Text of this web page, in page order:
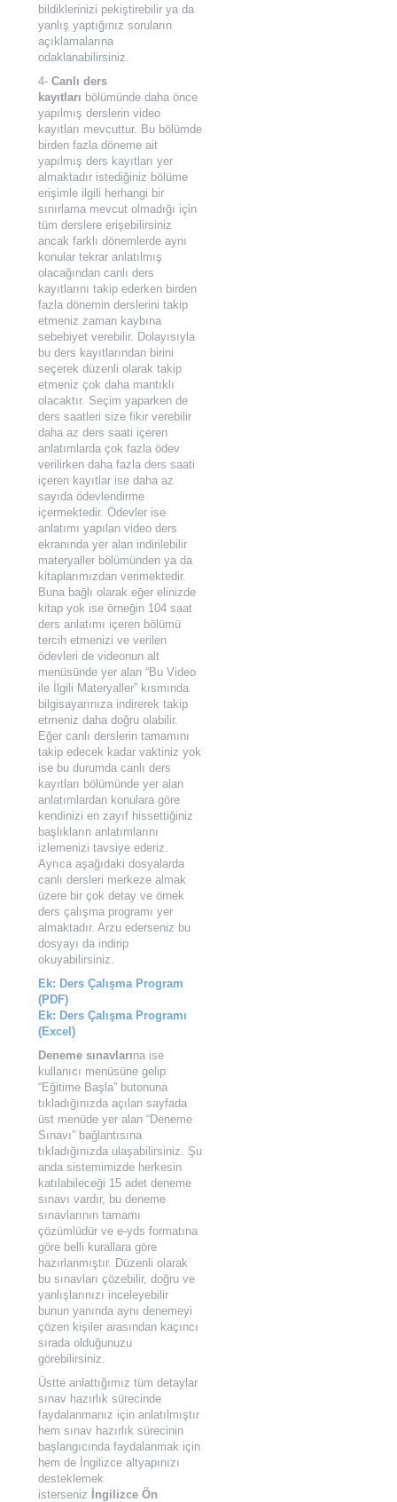
bildiklerinizi pekiştirebilir ya da
yanlış yaptığınız soruların
açıklamalarına
odaklanabilirsiniz.
4- Canlı ders
kayıtları bölümünde daha önce
yapılmış derslerin video
kayıtları mevcuttur. Bu bölümde
birden fazla döneme ait
yapılmış ders kayıtları yer
almaktadır istediğiniz bölüme
erişimle ilgili herhangi bir
sınırlama mevcut olmadığı için
tüm derslere erişebilirsiniz
ancak farklı dönemlerde aynı
konular tekrar anlatılmış
olacağından canlı ders
kayıtlarını takip ederken birden
fazla dönemin derslerini takip
etmeniz zaman kaybına
sebebiyet verebilir. Dolayısıyla
bu ders kayıtlarından birini
seçerek düzenli olarak takip
etmeniz çok daha mantıklı
olacaktır. Seçim yaparken de
ders saatleri size fikir verebilir
daha az ders saati içeren
anlatımlarda çok fazla ödev
verilirken daha fazla ders saati
içeren kayıtlar ise daha az
sayıda ödevlendirme
içermektedir. Ödevler ise
anlatımı yapılan video ders
ekranında yer alan indirilebilir
materyaller bölümünden ya da
kitaplarımızdan verimektedir.
Buna bağlı olarak eğer elinizde
kitap yok ise örneğin 104 saat
ders anlatımı içeren bölümü
tercih etmenizi ve verilen
ödevleri de videonun alt
menüsünde yer alan “Bu Video
ile İlgili Materyaller” kısmında
bilgisayarınıza indirerek takip
etmeniz daha doğru olabilir.
Eğer canlı derslerin tamamını
takip edecek kadar vaktiniz yok
ise bu durumda canlı ders
kayıtları bölümünde yer alan
anlatımlardan konulara göre
kendinizi en zayıf hissettiğiniz
başlıkların anlatımlarını
izlemenizi tavsiye ederiz.
Ayrıca aşağıdaki dosyalarda
canlı dersleri merkeze almak
üzere bir çok detay ve örnek
ders çalışma programı yer
almaktadır. Arzu ederseniz bu
dosyayı da indirip
okuyabilirsiniz.
Ek: Ders Çalışma Program
(PDF)
Ek: Ders Çalışma Programı
(Excel)
Deneme sınavlarına ise
kullanıcı menüsüne gelip
“Eğitime Başla” butonuna
tıkladığınızda açılan sayfada
üst menüde yer alan “Deneme
Sınavı” bağlantısına
tıkladığınızda ulaşabilirsiniz. Şu
anda sistemimizde herkesin
katılabileceği 15 adet deneme
sınavı vardır, bu deneme
sınavlarının tamamı
çözümlüdür ve e-yds formatına
göre belli kurallara göre
hazırlanmıştır. Düzenli olarak
bu sınavları çözebilir, doğru ve
yanlışlarınızı inceleyebilir
bunun yanında aynı denemeyi
çözen kişiler arasından kaçıncı
sırada olduğunuzu
görebilirsiniz.
Üstte anlattığımız tüm detaylar
sınav hazırlık sürecinde
faydalanmanız için anlatılmıştır
hem sınav hazırlık sürecinin
başlangıcında faydalanmak için
hem de İngilizce altyapınızı
desteklemek
isterseniz
İngilizce Ön